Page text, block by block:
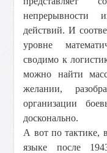
непрерывности
действий. И
уровне
сводимо к
можно найти
желании,
организации
досконально.
А вот по тактике,
языке после